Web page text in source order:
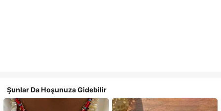
Şunlar Da Hoşunuza Gidebilir